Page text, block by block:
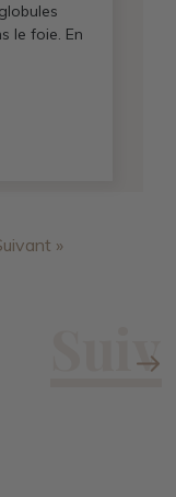
le foie. En
»